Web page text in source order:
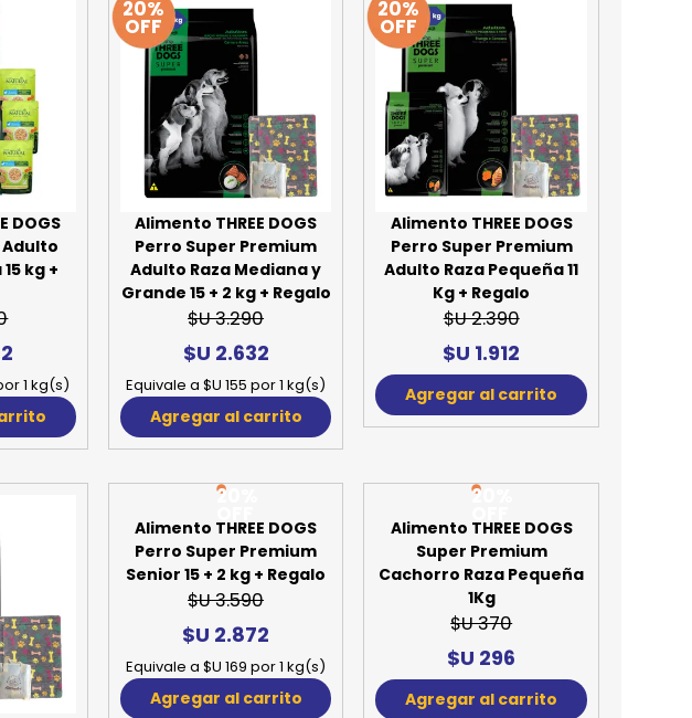
THREE CATS
THREE DOGS
PEDIGREE
ROYAL CANIN
Ver todas
DOGS
kg +
1 kg(s)
20%
OFF
Alimento THREE DOGS
Perro Super Premium
Adulto Raza Mediana y
Grande 15 + 2 kg + Regalo
$U 3.290
$U 2.632
Equivale a $U 155 por 1 kg(s)
Agregar al carrito
20%
OFF
Alimento THREE DOGS
Perro Super Premium
Adulto Raza Pequeña 11
Kg + Regalo
$U 2.390
$U 1.912
Agregar al carrito
20%
Alimento THREE DOGS
Perro Super Premium
Senior 15 + 2 kg + Regalo
$U 3.590
$U 2.872
Equivale a $U 169 por 1 kg(s)
Agregar al carrito
OFF